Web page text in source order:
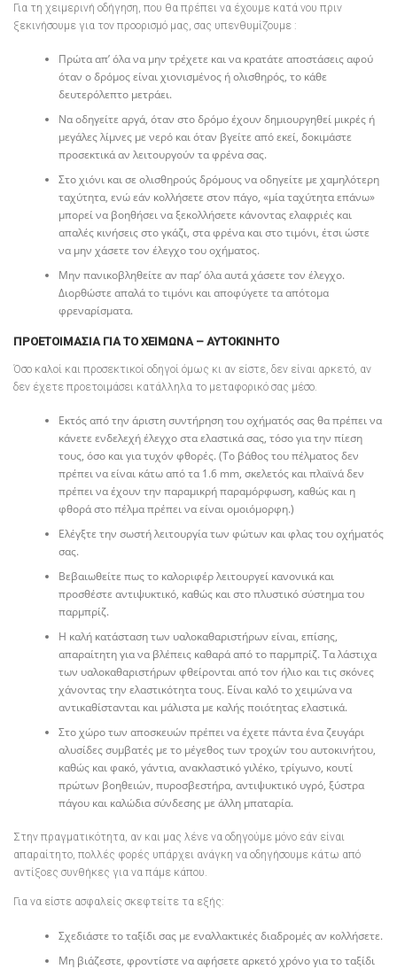
Για τη χειμερινή οδήγηση, που θα πρέπει να έχουμε κατά νου πριν
ξεκινήσουμε για τον προορισμό μας, σας υπενθυμίζουμε :
Πρώτα απ’ όλα να μην τρέχετε και να κρατάτε αποστάσεις αφού
όταν ο δρόμος είναι χιονισμένος ή ολισθηρός, το κάθε
δευτερόλεπτο μετράει.
Να οδηγείτε αργά, όταν στο δρόμο έχουν δημιουργηθεί μικρές ή
μεγάλες λίμνες με νερό και όταν βγείτε από εκεί, δοκιμάστε
προσεκτικά αν λειτουργούν τα φρένα σας.
Στο χιόνι και σε ολισθηρούς δρόμους να οδηγείτε με χαμηλότερη
ταχύτητα, ενώ εάν κολλήσετε στον πάγο, «μία ταχύτητα επάνω»
μπορεί να βοηθήσει να ξεκολλήσετε κάνοντας ελαφριές και
απαλές κινήσεις στο γκάζι, στα φρένα και στο τιμόνι, έτσι ώστε
να μην χάσετε τον έλεγχο του οχήματος.
Μην πανικοβληθείτε αν παρ’ όλα αυτά χάσετε τον έλεγχο.
Διορθώστε απαλά το τιμόνι και αποφύγετε τα απότομα
φρεναρίσματα.
ΠΡΟΕΤΟΙΜΑΣΊΑ ΓΙΑ ΤΟ ΧΕΙΜΏΝΑ – ΑΥΤΟΚΙΝΗΤΟ
Όσο καλοί και προσεκτικοί οδηγοί όμως κι αν είστε, δεν είναι αρκετό, αν
δεν έχετε προετοιμάσει κατάλληλα το μεταφορικό σας μέσο.
Εκτός από την άριστη συντήρηση του οχήματός σας θα πρέπει να
κάνετε ενδελεχή έλεγχο στα ελαστικά σας, τόσο για την πίεση
τους, όσο και για τυχόν φθορές. (Το βάθος του πέλματος δεν
πρέπει να είναι κάτω από τα 1.6 mm, σκελετός και πλαϊνά δεν
πρέπει να έχουν την παραμικρή παραμόρφωση, καθώς και η
φθορά στο πέλμα πρέπει να είναι ομοιόμορφη.)
Ελέγξτε την σωστή λειτουργία των φώτων και φλας του οχήματός
σας.
Βεβαιωθείτε πως το καλοριφέρ λειτουργεί κανονικά και
προσθέστε αντιψυκτικό, καθώς και στο πλυστικό σύστημα του
παρμπρίζ.
Η καλή κατάσταση των υαλοκαθαριστήρων είναι, επίσης,
απαραίτητη για να βλέπεις καθαρά από το παρμπρίζ. Τα λάστιχα
των υαλοκαθαριστήρων φθείρονται από τον ήλιο και τις σκόνες
χάνοντας την ελαστικότητα τους. Είναι καλό το χειμώνα να
αντικαθίστανται και μάλιστα με καλής ποιότητας ελαστικά.
Στο χώρο των αποσκευών πρέπει να έχετε πάντα ένα ζευγάρι
αλυσίδες συμβατές με το μέγεθος των τροχών του αυτοκινήτου,
καθώς και φακό, γάντια, ανακλαστικό γιλέκο, τρίγωνο, κουτί
πρώτων βοηθειών, πυροσβεστήρα, αντιψυκτικό υγρό, ξύστρα
πάγου και καλώδια σύνδεσης με άλλη μπαταρία.
Στην πραγματικότητα, αν και μας λένε να οδηγούμε μόνο εάν είναι
απαραίτητο, πολλές φορές υπάρχει ανάγκη να οδηγήσουμε κάτω από
αντίξοες συνθήκες για να πάμε κάπου.
Για να είστε ασφαλείς σκεφτείτε τα εξής:
Σχεδιάστε το ταξίδι σας με εναλλακτικές διαδρομές αν κολλήσετε.
Μη βιάζεστε, φροντίστε να αφήσετε αρκετό χρόνο για το ταξίδι